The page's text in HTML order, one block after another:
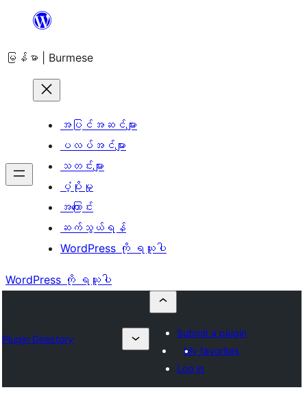
အကြောင်းအရာ
ကျော်သွား
မြန်မာ | Burmese
အပြင်အဆင်များ
ပလပ်အင်များ
သတင်းများ
ပံ့ပိုးမှု
အကြောင်း
ဆက်သွယ်ရန်
WordPress ကို ရယူပါ
WordPress ကို ရယူပါ
Plugin Directory
Submit a plugin
My favorites
Log in